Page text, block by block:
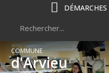
COMMUNE
d'Arvieu